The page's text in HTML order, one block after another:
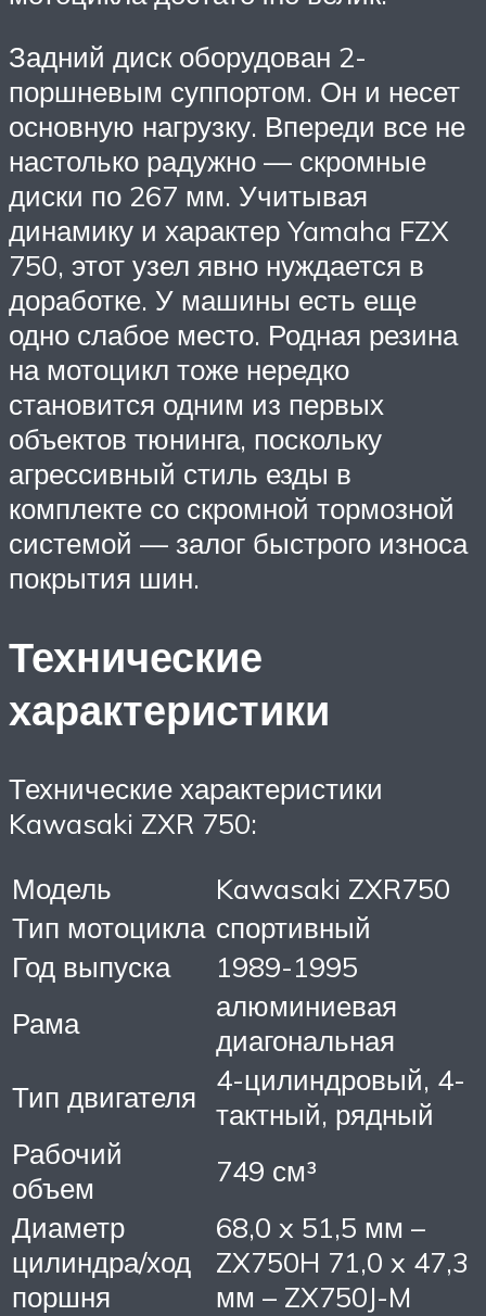
Задний диск оборудован 2-
поршневым суппортом. Он и несет
основную нагрузку. Впереди все не
настолько радужно — скромные
диски по 267 мм. Учитывая
динамику и характер Yamaha FZX
750, этот узел явно нуждается в
доработке. У машины есть еще
одно слабое место. Родная резина
на мотоцикл тоже нередко
становится одним из первых
объектов тюнинга, поскольку
агрессивный стиль езды в
комплекте со скромной тормозной
системой — залог быстрого износа
покрытия шин.
Технические
характеристики
Технические характеристики
Kawasaki ZXR 750:
Модель
Kawasaki ZXR750
Тип мотоцикла спортивный
Год выпуска
1989-1995
Рама
алюминиевая
диагональная
Тип двигателя
4-цилиндровый, 4-
тактный, рядный
Рабочий
объем
749 см³
Диаметр
цилиндра/ход
поршня
68,0 x 51,5 мм –
ZX750H 71,0 x 47,3
мм – ZX750J-M